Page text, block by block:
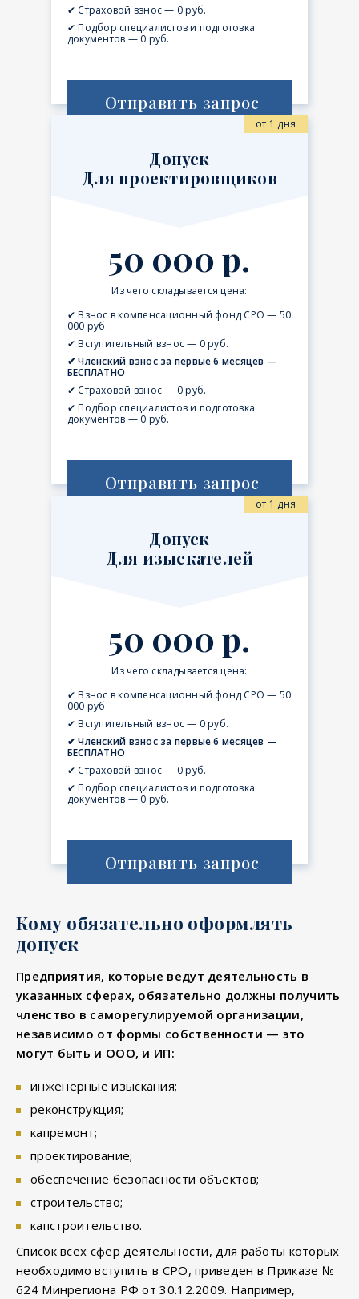
✔ Страховой взнос — 0 руб.
✔ Подбор специалистов и подготовка
документов — 0 руб.
Отправить запрос
от 1 дня
Допуск
Для проектировщиков
50 000 р.
Из чего складывается цена:
✔ Взнос в компенсационный фонд СРО — 50
000 руб.
✔ Вступительный взнос — 0 руб.
✔ Членский взнос за первые 6 месяцев —
БЕСПЛАТНО
✔ Страховой взнос — 0 руб.
✔ Подбор специалистов и подготовка
документов — 0 руб.
Отправить запрос
от 1 дня
Допуск
Для изыскателей
50 000 р.
Из чего складывается цена:
✔ Взнос в компенсационный фонд СРО — 50
000 руб.
✔ Вступительный взнос — 0 руб.
✔ Членский взнос за первые 6 месяцев —
БЕСПЛАТНО
✔ Страховой взнос — 0 руб.
✔ Подбор специалистов и подготовка
документов — 0 руб.
Отправить запрос
Кому обязательно оформлять
допуск
Предприятия, которые ведут деятельность в
указанных сферах, обязательно должны получить
членство в саморегулируемой организации,
независимо от формы собственности — это
могут быть и ООО, и ИП:
инженерные изыскания;
реконструкция;
капремонт;
проектирование;
обеспечение безопасности объектов;
строительство;
капстроительство.
Список всех сфер деятельности, для работы которых
необходимо вступить в СРО, приведен в Приказе №
624 Минрегиона РФ от 30.12.2009. Например,